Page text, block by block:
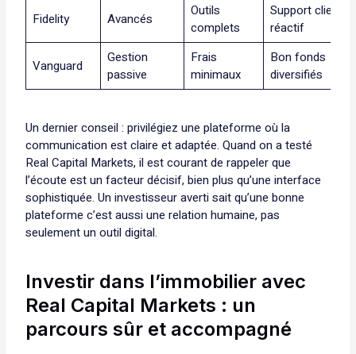
Fidelity Avancés
Outils
complets
Support client
réactif
Vanguard
Gestion
passive
Frais
minimaux
Bon fonds
diversifiés
Un dernier conseil : privilégiez une plateforme où la
communication est claire et adaptée. Quand on a testé
Real Capital Markets, il est courant de rappeler que
l’écoute est un facteur décisif, bien plus qu’une interface
sophistiquée. Un investisseur averti sait qu’une bonne
plateforme c’est aussi une relation humaine, pas
seulement un outil digital.
Investir dans l’immobilier avec
Real Capital Markets : un
parcours sûr et accompagné